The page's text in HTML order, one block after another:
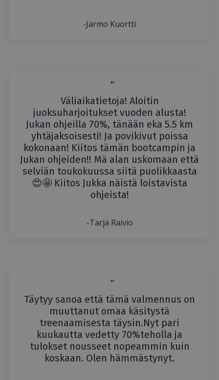
-Jarmo Kuortti
”
Väliaikatietoja! Aloitin
juoksuharjoitukset vuoden alusta!
Jukan ohjeilla 70%, tänään eka 5.5 km
yhtäjaksoisesti! Ja povikivut poissa
kokonaan! Kiitos tämän bootcampin ja
Jukan ohjeiden!! Mä alan uskomaan että
selviän toukokuussa siitä puolikkaasta
😍🤩 Kiitos Jukka näistä loistavista
ohjeista!
-Tarja Raivio
”
Täytyy sanoa että tämä valmennus on
muuttanut omaa käsitystä
treenaamisesta täysin.Nyt pari
kuukautta vedetty 70%teholla ja
tulokset nousseet nopeammin kuin
koskaan. Olen hämmästynyt.